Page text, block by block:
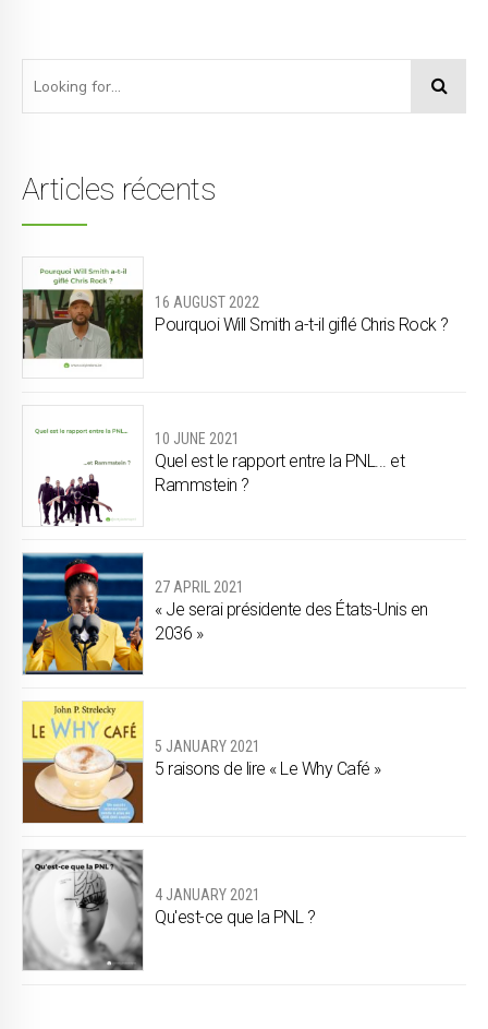
Articles récents
16 AUGUST 2022
Pourquoi Will Smith a-t-il giflé Chris Rock ?
10 JUNE 2021
Quel est le rapport entre la PNL... et
Rammstein ?
27 APRIL 2021
« Je serai présidente des États-Unis en
2036 »
5 JANUARY 2021
5 raisons de lire « Le Why Café »
4 JANUARY 2021
Qu'est-ce que la PNL ?